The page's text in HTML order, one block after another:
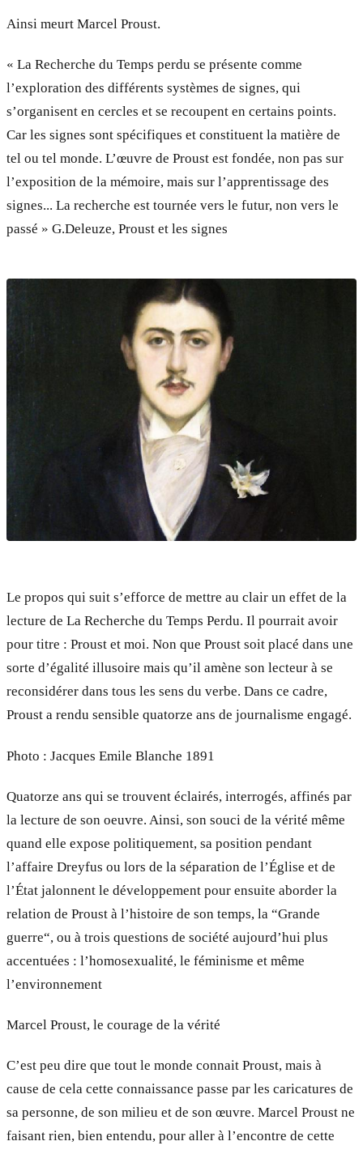
Ainsi meurt Marcel Proust.
« La Recherche du Temps perdu se présente comme
l’exploration des différents systèmes de signes, qui
s’organisent en cercles et se recoupent en certains points.
Car les signes sont spécifiques et constituent la matière de
tel ou tel monde. L’œuvre de Proust est fondée, non pas sur
l’exposition de la mémoire, mais sur l’apprentissage des
signes... La recherche est tournée vers le futur, non vers le
passé » G.Deleuze, Proust et les signes
Le propos qui suit s’efforce de mettre au clair un effet de la
lecture de La Recherche du Temps Perdu. Il pourrait avoir
pour titre : Proust et moi. Non que Proust soit placé dans une
sorte d’égalité illusoire mais qu’il amène son lecteur à se
reconsidérer dans tous les sens du verbe. Dans ce cadre,
Proust a rendu sensible quatorze ans de journalisme engagé.
Photo : Jacques Emile Blanche 1891
Quatorze ans qui se trouvent éclairés, interrogés, affinés par
la lecture de son oeuvre. Ainsi, son souci de la vérité même
quand elle expose politiquement, sa position pendant
l’affaire Dreyfus ou lors de la séparation de l’Église et de
l’État jalonnent le développement pour ensuite aborder la
relation de Proust à l’histoire de son temps, la “Grande
guerre“, ou à trois questions de société aujourd’hui plus
accentuées : l’homosexualité, le féminisme et même
l’environnement
Marcel Proust, le courage de la vérité
C’est peu dire que tout le monde connait Proust, mais à
cause de cela cette connaissance passe par les caricatures de
sa personne, de son milieu et de son œuvre. Marcel Proust ne
faisant rien, bien entendu, pour aller à l’encontre de cette